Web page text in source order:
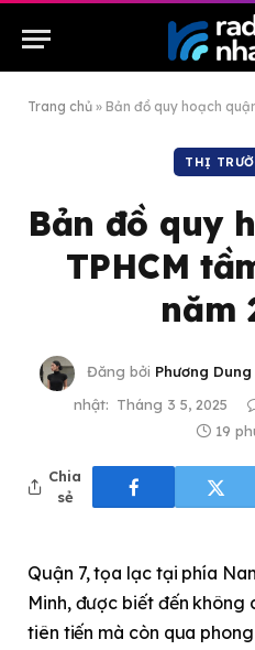
Trang chủ » Bản đồ quy hoạch quận
THỊ
Bản đồ quy
TPHCM
năm
Đăng bởi Phương Dung
nhật: Tháng 3 5, 2025
19
Chia
sẻ
Quận 7, tọa lạc tại phía
Minh, được biết đến không
tiên tiến mà còn qua